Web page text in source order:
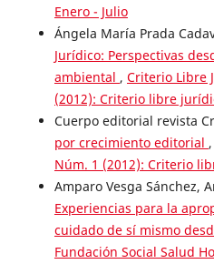
Enero - Julio
Ángela María Prada
Jurídico: Perspectivas
ambiental , Criterio Libre
(2012): Criterio libre
Cuerpo editorial revista
por crecimiento editorial ,
Núm. 1 (2012): Criterio
Amparo Vesga Sánchez,
Experiencias para la
cuidado de sí mismo
Fundación Social Salud